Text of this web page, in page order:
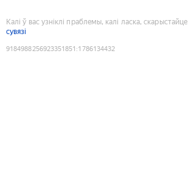
Калі ў вас узніклі праблемы, калі ласка, скарыстайце
сувязі
9184988256923351851 :1786134432